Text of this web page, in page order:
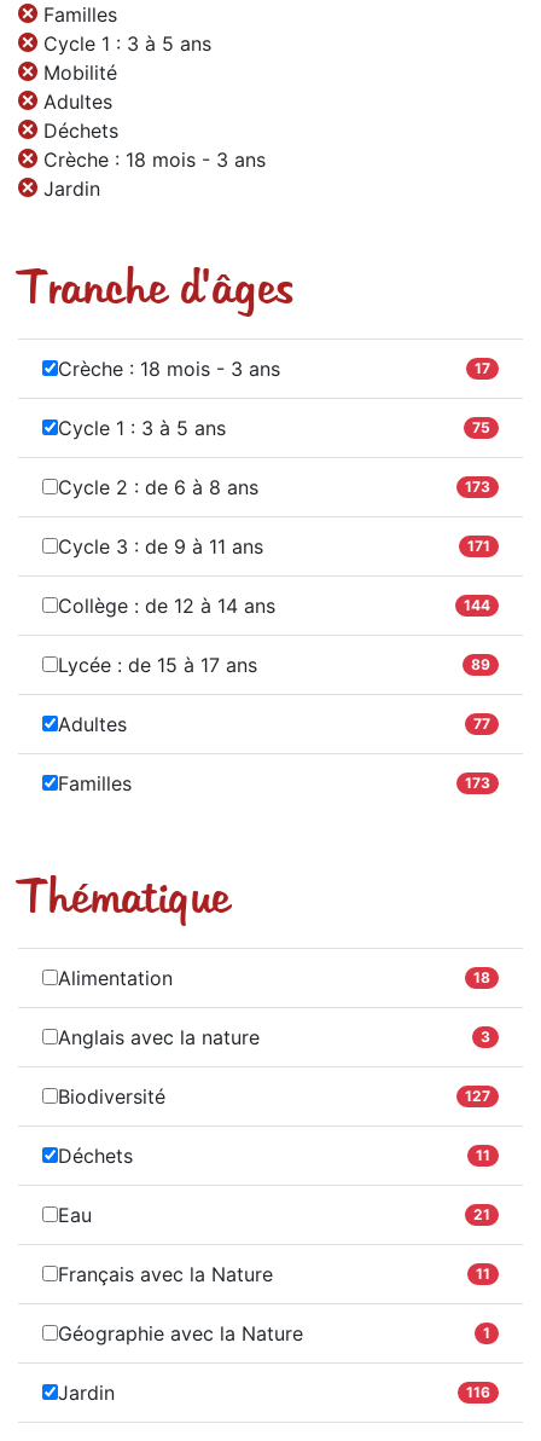
Familles
Cycle 1 : 3 à 5 ans
Mobilité
Adultes
Déchets
Crèche : 18 mois - 3 ans
Jardin
Tranche d'âges
Crèche : 18 mois - 3 ans 17
Cycle 1 : 3 à 5 ans 75
Cycle 2 : de 6 à 8 ans 173
Cycle 3 : de 9 à 11 ans 171
Collège : de 12 à 14 ans 144
Lycée : de 15 à 17 ans 89
Adultes 77
Familles 173
Thématique
Alimentation 18
Anglais avec la nature 3
Biodiversité 127
Déchets 11
Eau 21
Français avec la Nature 11
Géographie avec la Nature 1
Jardin 116